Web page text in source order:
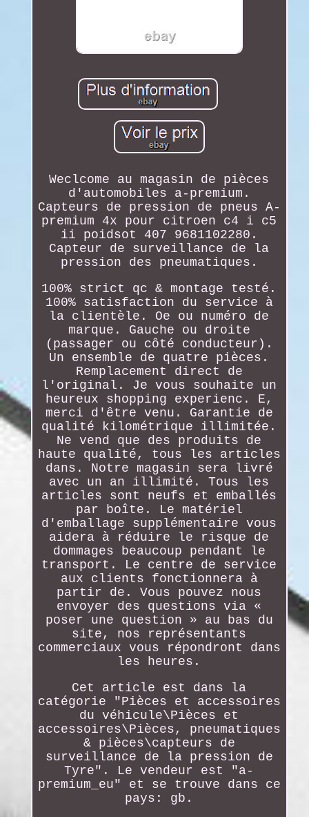
Weclcome au magasin de pièces
d'automobiles a-premium.
Capteurs de pression de pneus A-
premium 4x pour citroen c4 i c5
ii poidsot 407 9681102280.
Capteur de surveillance de la
pression des pneumatiques.
100% strict qc & montage testé.
100% satisfaction du service à
la clientèle. Oe ou numéro de
marque. Gauche ou droite
(passager ou côté conducteur).
Un ensemble de quatre pièces.
Remplacement direct de
l'original. Je vous souhaite un
heureux shopping experienc. E,
merci d'être venu. Garantie de
qualité kilométrique illimitée.
Ne vend que des produits de
haute qualité, tous les articles
dans. Notre magasin sera livré
avec un an illimité. Tous les
articles sont neufs et emballés
par boîte. Le matériel
d'emballage supplémentaire vous
aidera à réduire le risque de
dommages beaucoup pendant le
transport. Le centre de service
aux clients fonctionnera à
partir de. Vous pouvez nous
envoyer des questions via «
poser une question » au bas du
site, nos représentants
commerciaux vous répondront dans
les heures.
Cet article est dans la
catégorie "Pièces et accessoires
du véhicule\Pièces et
accessoires\Pièces, pneumatiques
& pièces\capteurs de
surveillance de la pression de
Tyre". Le vendeur est "a-
premium_eu" et se trouve dans ce
pays: gb.